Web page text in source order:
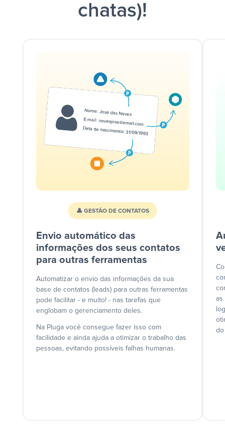
chatas)!
👤 GESTÃO DE CONTATOS
Envio automático das
informações dos seus contatos
para outras ferramentas
Automatizar o envio das informações da sua
base de contatos (leads) para outras ferramentas
pode facilitar - e muito! - nas tarefas que
englobam o gerenciamento deles.
Na Pluga você consegue fazer isso com
facilidade e ainda ajuda a otimizar o trabalho das
pessoas, evitando possíveis falhas humanas.
as
do